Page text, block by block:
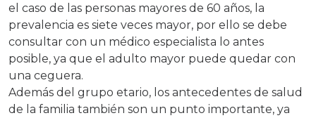
el caso de las personas mayores de 60 años, la
prevalencia es siete veces mayor, por ello se debe
consultar con un médico especialista lo antes
posible, ya que el adulto mayor puede quedar con
una ceguera.
Además del grupo etario, los antecedentes de salud
de la familia también son un punto importante, ya